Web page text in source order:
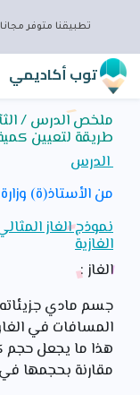
تطبيقنا متوفر
توب أكاديمي
ملخص الدرس /
طريقة لتعيين
الدرس
من الأستاذ(ة)
نموذج الغاز
الغازية
الغاز :
جسم مادي
المسافات في
هذا ما يجعل حجم
مقارنة بحجمها في